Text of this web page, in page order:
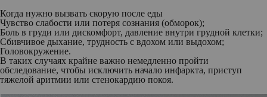
Когда нужно вызвать скорую после еды
Чувство слабости или потеря сознания (обморок);
Боль в груди или дискомфорт, давление внутри грудной клетки;
Сбивчивое дыхание, трудность с вдохом или выдохом;
Головокружение.
В таких случаях крайне важно немедленно пройти
обследование, чтобы исключить начало инфаркта, приступ
тяжелой аритмии или стенокардию покоя.